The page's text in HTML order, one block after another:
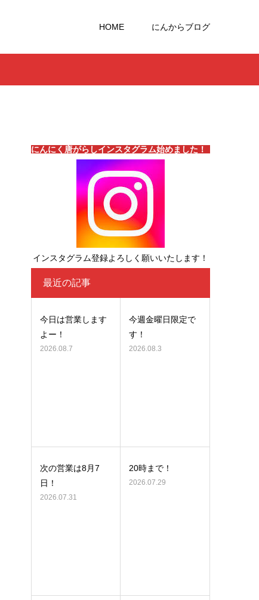
HOME にんからブログ
にんにく唐がらしインスタグラム始めました！
インスタグラム登録よろしく願いいたします！
最近の記事
今日は営業します
よー！
2026.08.7
今週金曜日限定で
す！
2026.08.3
次の営業は8月7
日！
2026.07.31
20時まで！
2026.07.29